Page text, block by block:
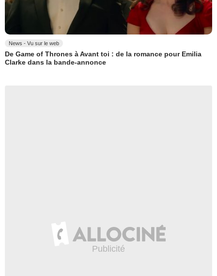
News - Vu sur le web
De Game of Thrones à Avant toi : de la romance pour Emilia
Clarke dans la bande-annonce